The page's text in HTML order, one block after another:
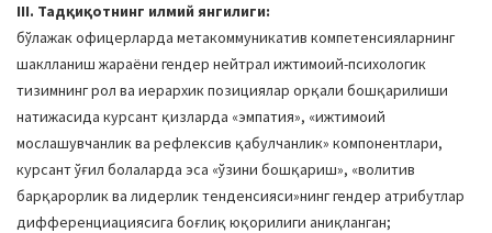
III. Тадқиқотнинг илмий янгилиги:
бўлажак офицерларда метакоммуникатив компетенсияларнинг
шаклланиш жараёни гендер нейтрал ижтимоий-психологик
тизимнинг рол ва иерархик позициялар орқали бошқарилиши
натижасида курсант қизларда «эмпатия», «ижтимоий
мослашувчанлик ва рефлексив қабулчанлик» компонентлари,
курсант ўғил болаларда эса «ўзини бошқариш», «волитив
барқарорлик ва лидерлик тенденсияси»нинг гендер атрибутлар
дифференциациясига боғлиқ юқорилиги аниқланган;